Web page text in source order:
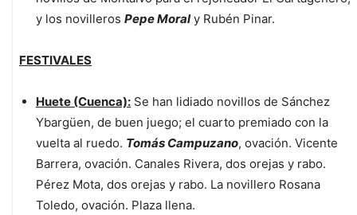
y los novilleros Pepe Moraly Rubén Pinar.
FESTIVALES
Huete (Cuenca): Se han lidiado novillos de Sánchez
Ybargüen, de buen juego; el cuarto premiado con la
vuelta al ruedo. Tomás Campuzano, ovación. Vicente
Barrera, ovación. Canales Rivera, dos orejas y rabo.
Pérez Mota, dos orejas y rabo. La novillero Rosana
Toledo, ovación. Plaza llena.